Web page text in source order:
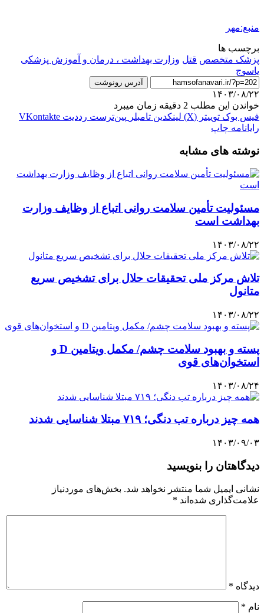
منبع:مهر
برچسب ها
پزشک متخصص قتل وزارت بهداشت ، درمان و آموزش پزشکی
یاسوج
آدرس رونوشت
۱۴۰۳/۰۸/۲۲
خواندن این مطلب 2 دقیقه زمان میبرد
فیس بوک توییتر (X) لینکدین ‫تامبلر ‫پین‌ترست ‫رددیت ‫VKontakte
رایانامه چاپ
نوشته های مشابه
مسئولیت تأمین سلامت روانی اتباع از وظایف وزارت
بهداشت است
۱۴۰۳/۰۸/۲۲
تلاش مرکز ملی تحقیقات حلال برای تشخیص سریع
متانول
۱۴۰۳/۰۸/۲۲
پسته و بهبود سلامت چشم/ مکمل ویتامین D و
استخوان‌های قوی
۱۴۰۳/۰۸/۲۴
همه چیز درباره تب دنگی؛ ۷۱۹ مبتلا شناسایی شدند
۱۴۰۳/۰۹/۰۳
دیدگاهتان را بنویسید
نشانی ایمیل شما منتشر نخواهد شد. بخش‌های موردنیاز
علامت‌گذاری شده‌اند *
دیدگاه *
نام *